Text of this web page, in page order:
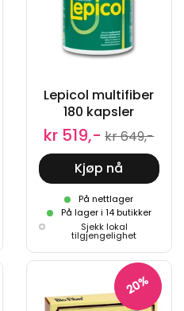
Lepicol multifiber
180 kapsler
kr 519,- kr 649,-
Kjøp nå
På nettlager
På lager i 14 butikker
Sjekk lokal
tilgjengelighet
20%